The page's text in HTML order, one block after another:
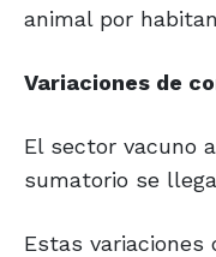
animal por
Variaciones de
El sector vacuno
sumatorio se
Estas